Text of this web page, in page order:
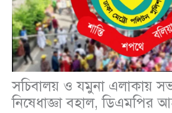
সচিবালয় ও যমুনা এলাকায়
নিষেধাজ্ঞা বহাল, ডিএমপির